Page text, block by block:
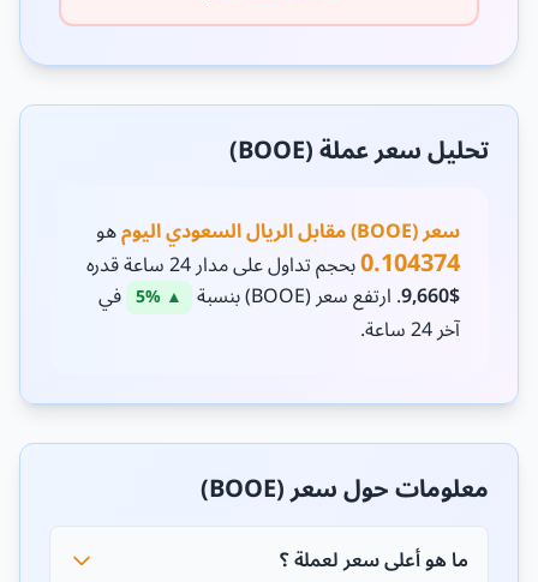
تحليل سعر عملة (BOOE)
سعر (BOOE) مقابل الريال السعودي اليوم هو
0.104374بحجم تداول على مدار 24 ساعة قدره
$9,660 . ارتفع سعر (BOOE) بنسبة ▲ 5%
في
آخر 24 ساعة.
معلومات حول سعر (BOOE)
ما هو أعلى سعر لعملة ؟